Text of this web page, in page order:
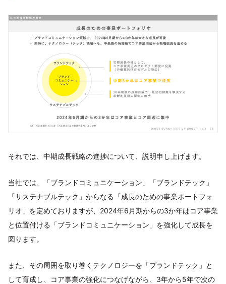
それでは、中期成長戦略の進捗について、説明申し上げます。
当社では、「ブランドコミュニケーション」「ブランドテック」
「サステナブルテック」からなる「成長のための事業ポートフォ
リオ」を定めておりますが、2024年6月期からの3か年はコア事業
と位置付ける「ブランドコミュニケーション」を強化して成長を
図ります。
また、その周囲を取り巻くテクノロジーを「ブランドテック」と
して育成し、コア事業の強化につなげながら、3年から5年で次の